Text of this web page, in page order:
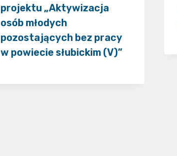
projektu „Aktywizacja
osób młodych
pozostających bez pracy
w powiecie słubickim (V)”